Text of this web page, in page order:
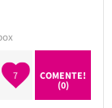
7
COMENTE!
(0)